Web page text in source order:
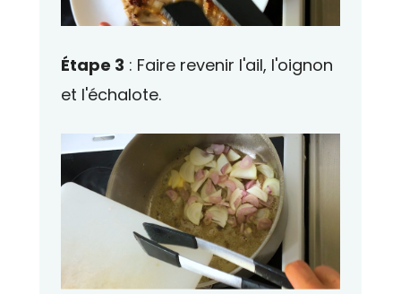
Étape 3 : Faire revenir l'ail, l'oignon
et l'échalote.